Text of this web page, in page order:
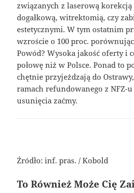
związanych z laserową
dogałkową, witrektomią, czy
estetycznymi. W tym ostatnim
wzroście o 100 proc.
Powód? Wysoka jakość oferty i
połowę niż w Polsce. Ponad to
chętnie przyjeżdzają do
ramach refundowanego z NFZ-
usunięcia zaćmy.
Źródło: inf. pras. / Kobold
To Również Może Cię